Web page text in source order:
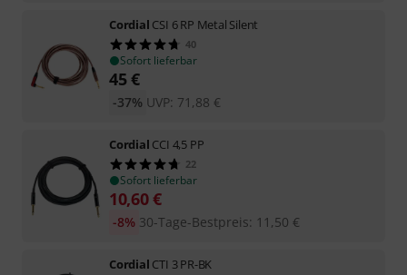
Cordial CSI 6 RP Metal Silent
40
Sofort lieferbar
45€
UVP: 71,88 €
-37%
Cordial CCI 4,5 PP
22
Sofort lieferbar
10,60€
30-Tage-Bestpreis: 11,50 €
-8%
Cordial CTI 3 PR-BK